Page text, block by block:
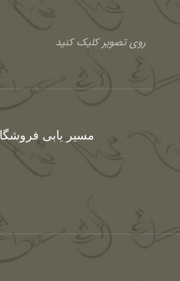
روی تصویر کلیک کنید
مسیر یابی